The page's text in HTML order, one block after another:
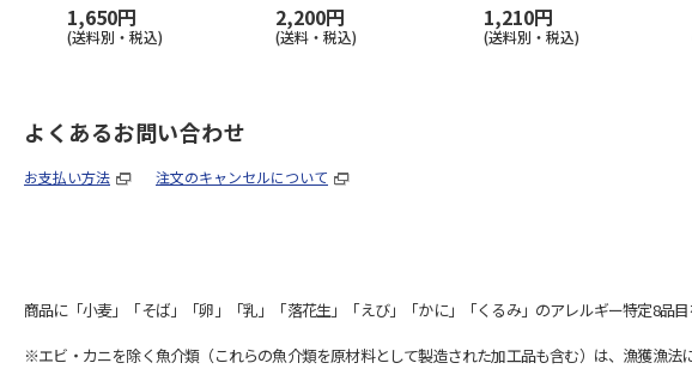
1,650円
(送料別・税込)
2,200円
(送料・税込)
1,210円
(送料別・税込)
よくあるお問い合わせ
お支払い方法 注文のキャンセルについて
商品に「小麦」「そば」「卵」「乳」「落花生」「えび」「かに」「くるみ」のアレルギー特定8品目
※エビ・カニを除く魚介類（これらの魚介類を原材料として製造された加工品も含む）は、漁獲漁